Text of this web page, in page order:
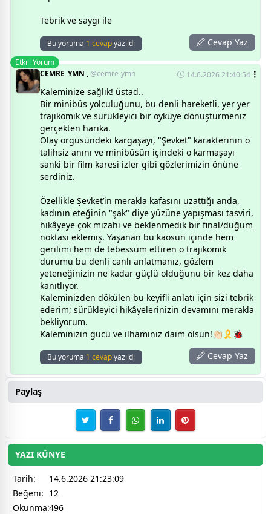
Tebrik ve saygı ile
Bu yoruma 1 cevapyazıldı Cevap Yaz
Etkili Yorum
CEMRE_YMN ,@cemre-ymn 14.6.2026 21:40:54
Kaleminize sağlık! üstad..
Bir minibüs yolculuğunu, bu denli hareketli, yer yer
trajikomik ve sürükleyici bir öyküye dönüştürmeniz
gerçekten harika.
Olay örgüsündeki kargaşayı, "Şevket" karakterinin o
talihsiz anını ve minibüsün içindeki o karmaşayı
sanki bir film karesi izler gibi gözlerimizin önüne
serdiniz.
Özellikle Şevket’in merakla kafasını uzattığı anda,
kadının eteğinin "şak" diye yüzüne yapışması tasviri,
hikâyeye çok mizahi ve beklenmedik bir final/düğüm
noktası eklemiş. Yaşanan bu kaosun içinde hem
gerilimi hem de tebessüm ettiren o trajikomik
durumu bu denli canlı anlatmanız, gözlem
yeteneğinizin ne kadar güçlü olduğunu bir kez daha
kanıtlıyor.
Kaleminizden dökülen bu keyifli anlatı için sizi tebrik
ederim; sürükleyici hikâyelerinizin devamını merakla
bekliyorum.
Kaleminizin gücü ve ilhamınız daim olsun!👏🏻🎗🐞
Bu yoruma 1 cevapyazıldı Cevap Yaz
Paylaş
YAZI KÜNYE
Tarih:
14.6.2026 21:23:09
Beğeni: 12
Okunma:496